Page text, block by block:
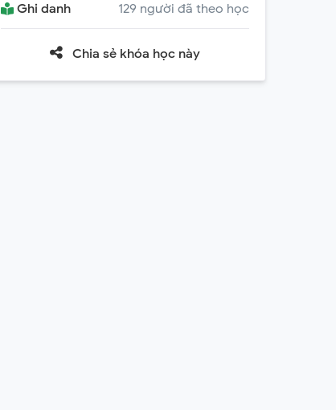
Ghi danh 129 người đã theo học
Chia sẻ khóa học này